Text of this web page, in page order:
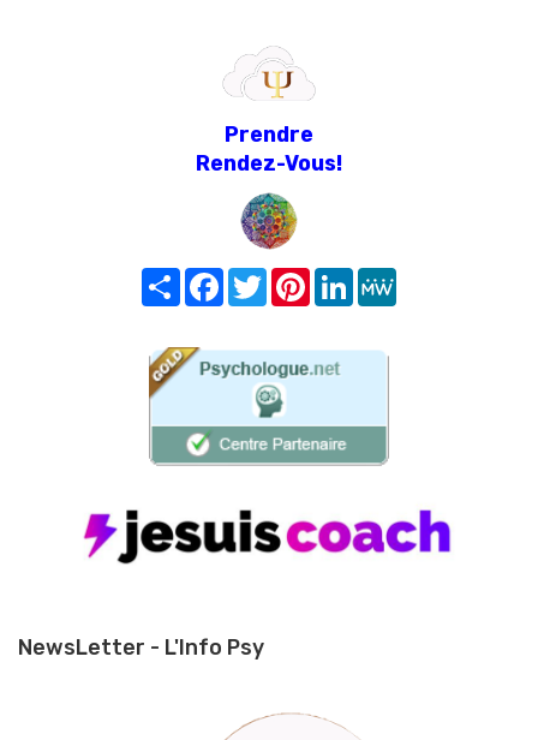
Prendre
Rendez-Vous!
Share FacebookTwitterPinterest
LinkedIn
NewsLetter - L'Info Psy